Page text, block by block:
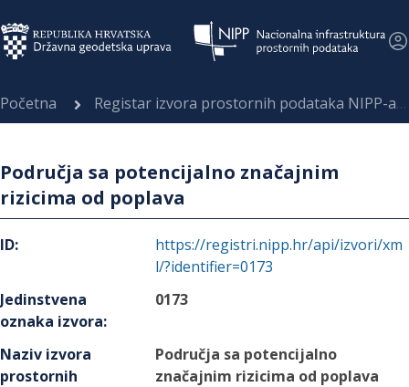
Početna Registar izvora prostornih podataka NIPP-a
Područja sa potencijalno značajnim
rizicima od poplava
ID:
https://registri.nipp.hr/api/izvori/xm
l/?identifier=0173
Jedinstvena
oznaka izvora:
0173
Naziv izvora
prostornih
Područja sa potencijalno
značajnim rizicima od poplava